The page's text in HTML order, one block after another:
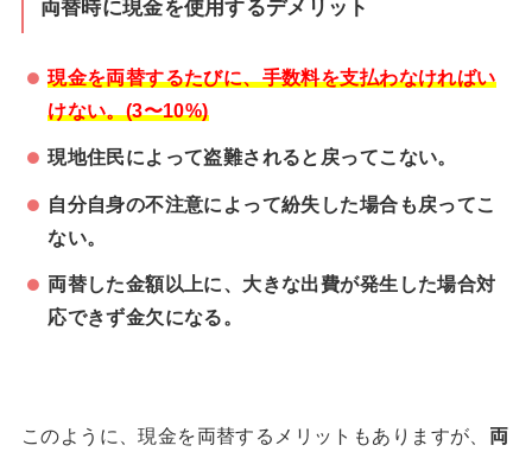
両替時に現金を使用するデメリット
現金を両替するたびに、手数料を支払わなければい
けない。(3〜10%)
現地住民によって盗難されると戻ってこない。
自分自身の不注意によって紛失した場合も戻ってこ
ない。
両替した金額以上に、大きな出費が発生した場合対
応できず金欠になる。
このように、現金を両替するメリットもありますが、 両